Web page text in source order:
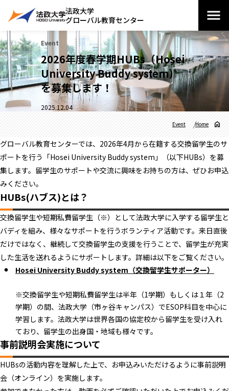
法政大学
グローバル教育センター
Event
2026年度春学期HUBs（Hosei
University Buddy system）
を募集します！
2025.12.04
Home
Event
グローバル教育センターでは、2026年4月から在籍する交換留学生のサ
ポートを行う「Hosei University Buddy system」（以下HUBs）を募
集します。留学生のサポートや交流に興味をお持ちの方は、ぜひお申込
みください。
HUBs(ハブス)とは？
交換留学生や短期私費留学生（※）として法政大学に入学する留学生と
バディを組み、様々なサポートを行うボランティア活動です。来日直後
だけではなく、継続して交換留学生の支援を行うことで、留学生が充実
した生活を送れるようにサポートします。詳細は以下をご覧ください。
Hosei University Buddy system（交換留学生サポーター）
※交換留学生や短期私費留学生は半年（1学期）もしくは１年（2
学期）の間、法政大学（市ヶ谷キャンパス）でESOP科目を中心に
学習します。法政大学は世界各国の協定校から留学生を受け入れ
ており、留学生の出身国・地域も様々です。
事前説明会実施について
HUBsの活動内容を理解した上で、お申込みいただけるように事前説明
会（オンライン）を実施します。